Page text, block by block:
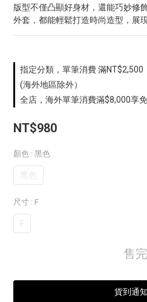
版型不僅凸顯好身材，還能巧妙修
外套，都能輕鬆打造時尚造型，展
指定分類，單筆消費 滿NT$2,500
(海外地區除外）
全店，海外單筆消費滿$8,000享
NT$980
顏色 : 黑色
黑色
尺寸 : F
F
售完
貨到通